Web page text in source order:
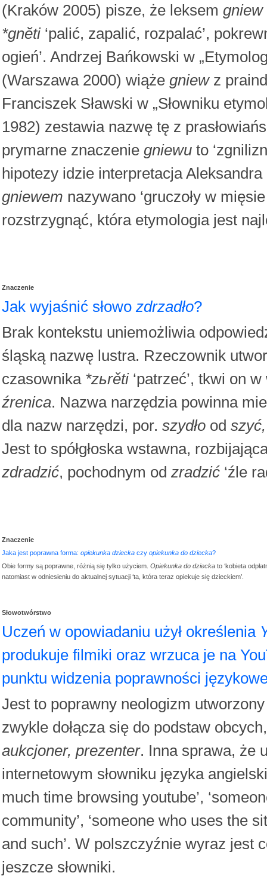
(Kraków 2005) pisze, że leksem gniew
*gnӗti‘palić, zapalić, rozpalać’,
ogień’. Andrzej Bańkowski w
(Warszawa 2000) wiąże gniewz
Franciszek Sławski w „Słowniku
1982) zestawia nazwę tę z
prymarne znaczenie gniewu to
hipotezy idzie interpretacja
gniewem nazywano ‘gruczoły w
rozstrzygnąć, która etymologia jest
Znaczenie
Jak wyjaśnić słowo zdrzadło?
Brak kontekstu uniemożliwia
śląską nazwę lustra. Rzeczownik
czasownika *zьrěti‘patrzeć’, tkwi on
źrenica. Nazwa narzędzia powinna
dla nazw narzędzi, por. szydło od
Jest to spółgłoska wstawna,
zdradzić, pochodnym od zradzić ‘źle
Znaczenie
Jaka jest poprawna forma: opiekunka dziecka czy opiekunka do dziecka?
Obie formy są poprawne, różnią się tylko użyciem. Opiekunka do dziecka to ‘kobieta
natomiast w odniesieniu do aktualnej sytuacji ‘ta, która teraz opiekuje się dzieckiem’.
Słowotwórstwo
Uczeń w opowiadaniu użył określenia
produkuje filmiki oraz wrzuca je na
punktu widzenia poprawności
Jest to poprawny neologizm
zwykle dołącza się do podstaw
aukcjoner, prezenter. Inna sprawa, że
internetowym słowniku języka
much time browsing youtube’,
community’, ‘someone who uses the
and such’. W polszczyźnie wyraz jest
jeszcze słowniki.